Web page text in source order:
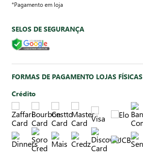
*Pagamento em loja
SELOS DE SEGURANÇA
FORMAS DE PAGAMENTO LOJAS FÍSICAS
Crédito